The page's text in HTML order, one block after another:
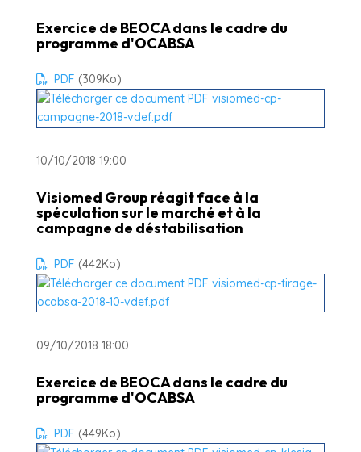
Exercice de BEOCA dans le cadre du
programme d'OCABSA
PDF (309Ko)
10/10/2018 19:00
Visiomed Group réagit face à la
spéculation sur le marché et à la
campagne de déstabilisation
PDF (442Ko)
09/10/2018 18:00
Exercice de BEOCA dans le cadre du
programme d'OCABSA
PDF (449Ko)